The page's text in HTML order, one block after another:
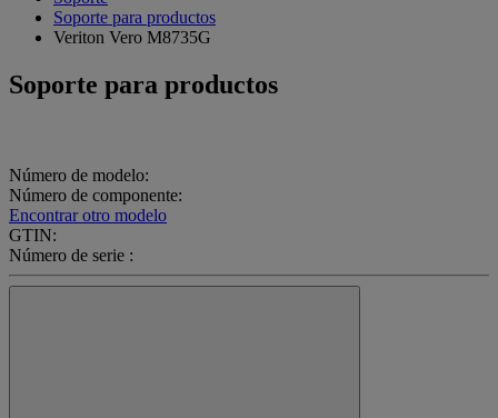
Soporte para productos
Veriton Vero M8735G
Soporte para productos
Número de modelo:
Número de componente:
Encontrar otro modelo
GTIN:
Número de serie :